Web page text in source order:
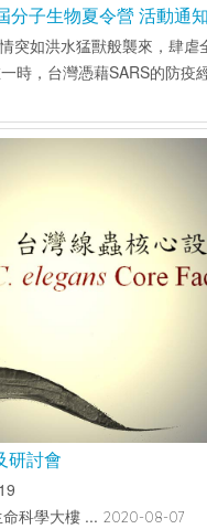
子生物夏令營 活動通知
突如洪水猛獸般襲來，肆虐
時，台灣憑藉SARS的防疫
研討會
科學大樓 ... 2020-08-07